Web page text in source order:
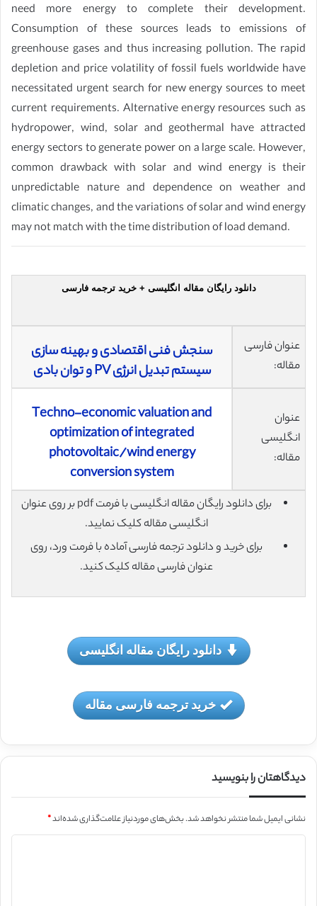
need more energy to complete their development.
Consumption of these sources leads to emissions of
greenhouse gases and thus increasing pollution. The rapid
depletion and price volatility of fossil fuels worldwide have
necessitated urgent search for new energy sources to meet
current requirements. Alternative energy resources such as
hydropower, wind, solar and geothermal have attracted
energy sectors to generate power on a large scale. However,
common drawback with solar and wind energy is their
unpredictable nature and dependence on weather and
climatic changes, and the variations of solar and wind energy
may not match with the time distribution of load demand.
دانلود رایگان مقاله انگلیسی + خرید ترجمه فارسی
عنوان فارسی
مقاله:
سنجش فنی اقتصادی و بهینه سازی
سیستم تبدیل انرژی PV و توان بادی
عنوان
انگلیسی
مقاله:
Techno-economic valuation and
optimization of integrated
photovoltaic/wind energy
conversion system
برای دانلود رایگان مقاله انگلیسی با فرمت pdf بر روی عنوان
انگلیسی مقاله کلیک نمایید.
برای خرید و دانلود ترجمه فارسی آماده با فرمت ورد، روی
عنوان فارسی مقاله کلیک کنید.
دانلود رایگان مقاله انگلیسی
خرید ترجمه فارسی مقاله
دیدگاهتان را بنویسید
نشانی ایمیل شما منتشر نخواهد شد.بخش‌های موردنیاز علامت‌گذاری شده‌اند*